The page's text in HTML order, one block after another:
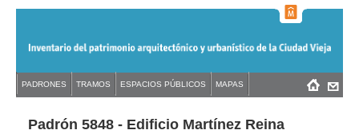
navigation
Back
topPadrón 5848 - Edificio Martínez Reina
Back
to Menú
PADRONES TRAMOS ESPACIOS PÚBLICOS MAPAS